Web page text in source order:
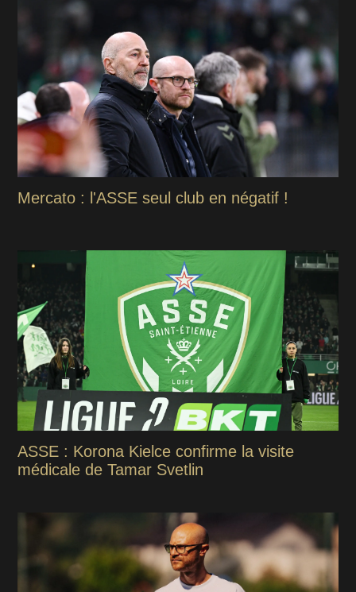
Mercato : l'ASSE seul club en négatif !
ASSE : Korona Kielce confirme la visite
médicale de Tamar Svetlin